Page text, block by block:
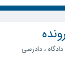
دادگاه ، دادرسی